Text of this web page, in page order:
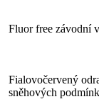
Fluor free závodní
Fialovočervený
sněhových